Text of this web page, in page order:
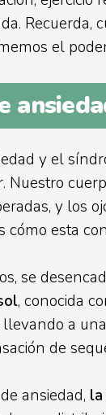
Recuerda,
el
y el
Nuestro
y los
cómo esta
se
, conocida
a
de
ansiedad,